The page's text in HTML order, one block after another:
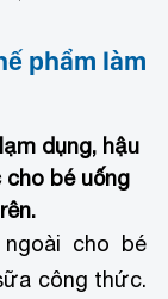
phẩm làm
dụng, hậu
bé uống
cho bé
công thức.